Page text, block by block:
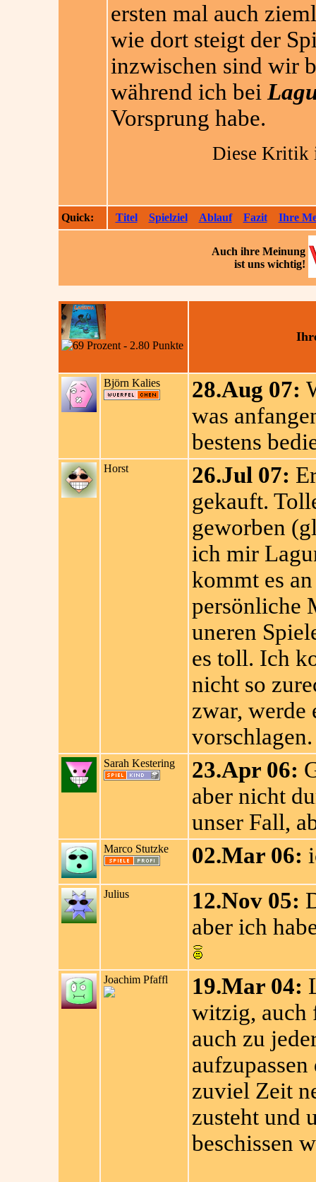
ersten mal auch
wie dort steigt der
inzwischen sind wir
während ich bei
Vorsprung habe.
Diese Kritik
Quick: Titel Spielziel Ablauf Fazit Ihre
Auch ihre Meinung
ist uns wichtig!
Björn Kalies 28.Aug 07:
was
bestens
Horst 26.Jul 07:
gekauft.
geworben
ich mir
kommt es
persönliche
uneren
es toll. Ich
nicht so
zwar, werde
vorschlagen.
Sarah Kestering 23.Apr 06:
aber nicht
unser Fall,
Marco Stutzke 02.Mar 06:
Julius 12.Nov 05:
aber ich
Joachim Pfaffl 19.Mar 04:
witzig, auch
auch zu
zuviel Zeit
zusteht und
beschissen